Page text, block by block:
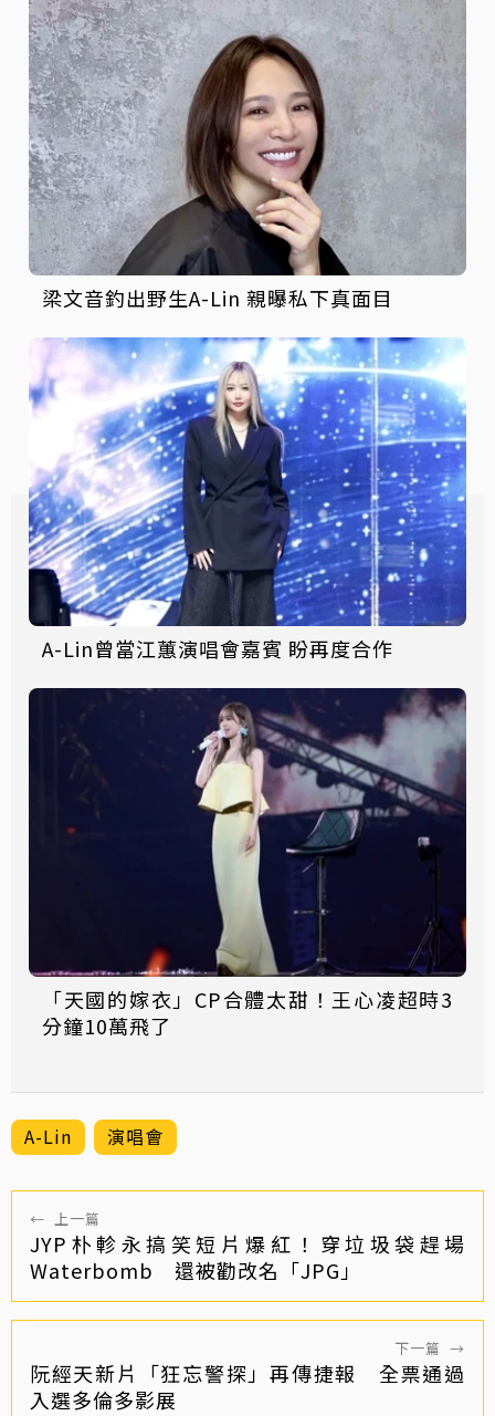
梁文音釣出野生A-Lin 親曝私下真面目
A-Lin曾當江蕙演唱會嘉賓 盼再度合作
「天國的嫁衣」CP合體太甜！王心凌超時3
分鐘10萬飛了
A-Lin 演唱會
← 上一篇
JYP朴軫永搞笑短片爆紅！穿垃圾袋趕場
Waterbomb 還被勸改名「JPG」
下一篇 →
阮經天新片「狂忘警探」再傳捷報 全票通過
入選多倫多影展